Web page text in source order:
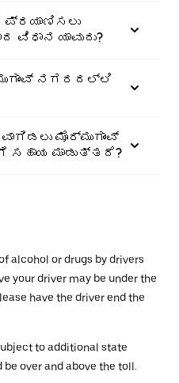
ಪ್ರಯಾಣಿಸಲು
ವಿಧಾನ ಯಾವುದು?
ನಗರದಲ್ಲಿ
ಮೊರ್ಮುಗಾಂವ್‌
ಮಾಡುತ್ತದೆ?
alcohol or drugs by drivers
your driver may be under the
have the driver end the
to additional state
over and above the toll.